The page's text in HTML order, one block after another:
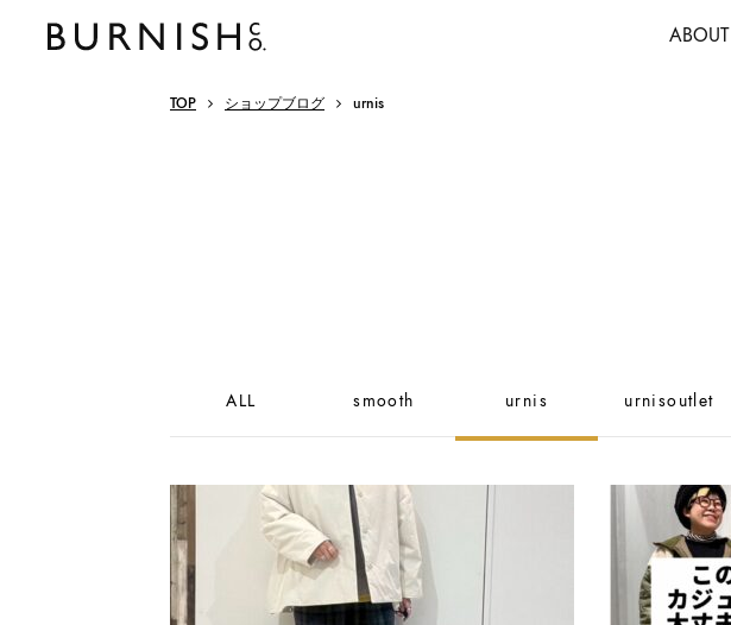
ABOUT
TOP ショップブログ urnis
ALL smooth urnis urnisoutlet